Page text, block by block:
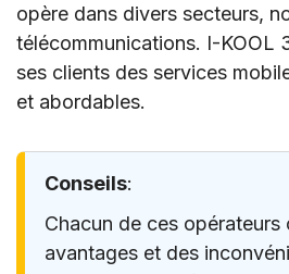
opère dans divers secteurs,
télécommunications. I-KOOL
ses clients des services
et abordables.
Conseils:
Chacun de ces opérateurs
avantages et des